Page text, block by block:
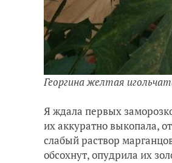
Георгина желтая
Я ждала первых
их аккуратно выкопала,
слабый раствор
обсохнут, опудрила их